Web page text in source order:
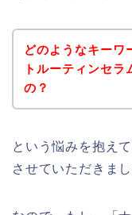
どのようなキーワ
トルーティンセラ
の？
という悩みを抱え
させていただきまし